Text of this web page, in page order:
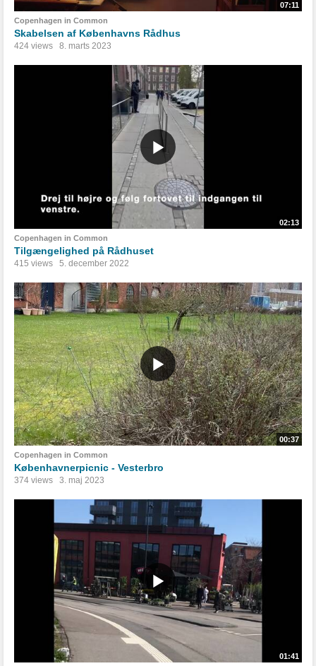
07:11
Copenhagen in Common
Skabelsen af Københavns Rådhus
424 views 8. marts 2023
02:13
Copenhagen in Common
Tilgængelighed på Rådhuset
415 views 5. december 2022
00:37
Copenhagen in Common
Københavnerpicnic - Vesterbro
374 views 3. maj 2023
01:41